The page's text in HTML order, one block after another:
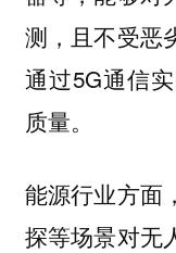
测，且不受恶
通过5G通信
质量。
能源行业方面
探等场景对无